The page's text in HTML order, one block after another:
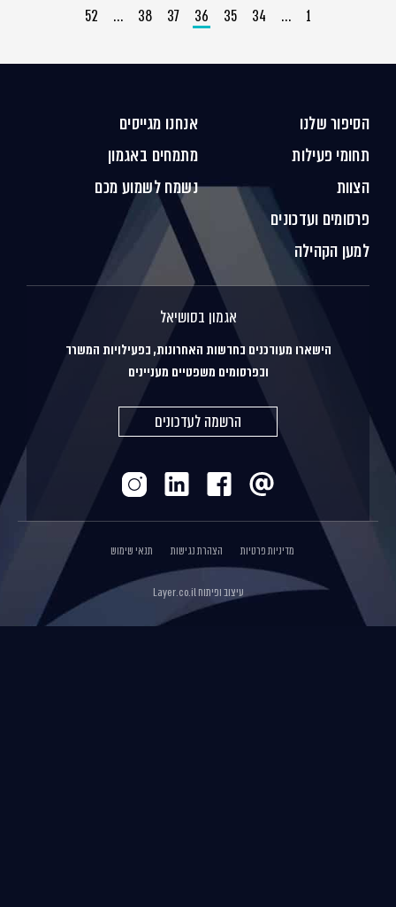
1
…
34
35
36
37
38
…
52
הסיפור שלנו
תחומי פעילות
הצוות
פרסומים ועדכונים
למען הקהילה
אנחנו מגייסים
מתמחים באגמון
נשמח לשמוע מכם
אגמון בסושיאל
הישארו מעודכנים בחדשות האחרונות, בפעילויות המשרד
ובפרסומים משפטיים מעניינים
הרשמה לעדכונים
מדיניות פרטיות הצהרת נגישות תנאי שימוש
עיצוב ופיתוחLayer.co.il